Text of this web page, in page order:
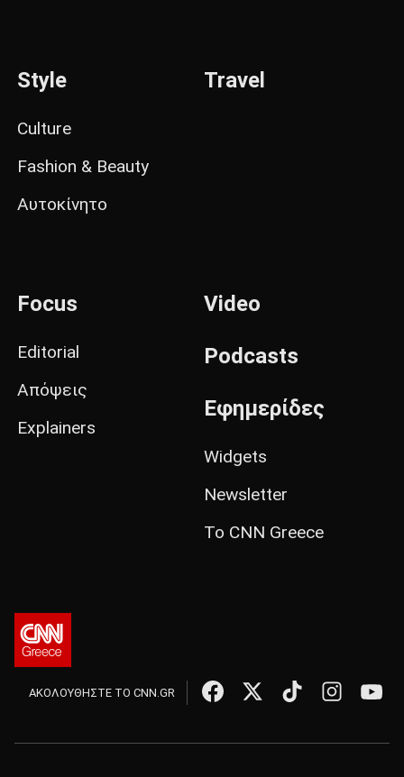
Style
Culture
Fashion & Beauty
Αυτοκίνητο
Travel
Focus
Editorial
Απόψεις
Explainers
Video
Podcasts
Εφημερίδες
Widgets
Newsletter
Το CNN Greece
ΑΚΟΛΟΥΘΗΣΤΕ ΤΟ CNN.GR